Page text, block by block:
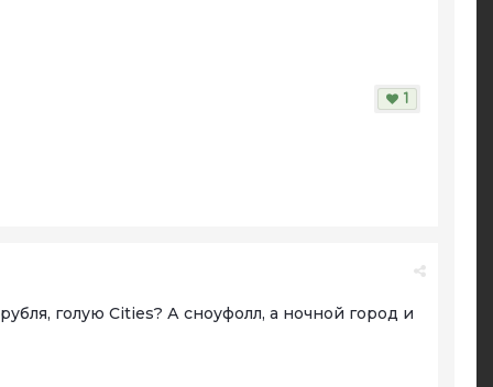
1
голую Cities? А сноуфолл, а ночной город и